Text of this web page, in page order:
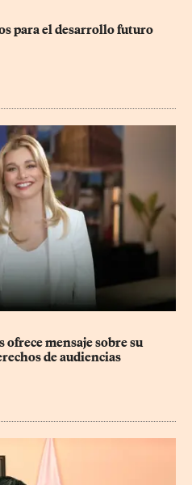
para el desarrollo futuro
ofrece mensaje sobre su
de audiencias